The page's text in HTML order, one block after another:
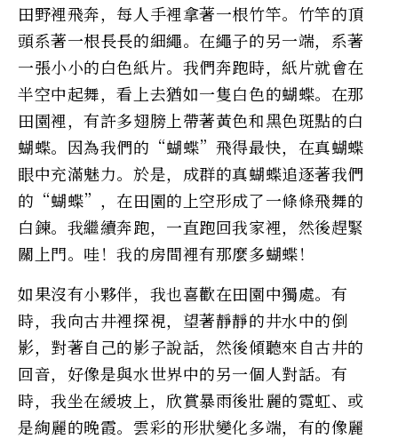
田野裡飛奔，每人手裡拿著一根竹竿。竹竿的頂
頭系著一根長長的細繩。在繩子的另一端，系著
一張小小的白色紙片。我們奔跑時，紙片就會在
半空中起舞，看上去猶如一隻白色的蝴蝶。在那
田園裡，有許多翅膀上帶著黃色和黑色斑點的白
蝴蝶。因為我們的“蝴蝶”飛得最快，在真蝴蝶
眼中充滿魅力。於是，成群的真蝴蝶追逐著我們
的“蝴蝶”，在田園的上空形成了一條條飛舞的
白鍊。我繼續奔跑，一直跑回我家裡，然後趕緊
關上門。哇！我的房間裡有那麼多蝴蝶！
如果沒有小夥伴，我也喜歡在田園中獨處。有
時，我向古井裡探視，望著靜靜的井水中的倒
影，對著自己的影子說話，然後傾聽來自古井的
回音，好像是與水世界中的另一個人對話。有
時，我坐在緩坡上，欣賞暴雨後壯麗的霓虹、或
是絢麗的晚霞。雲彩的形狀變化多端，有的像麗